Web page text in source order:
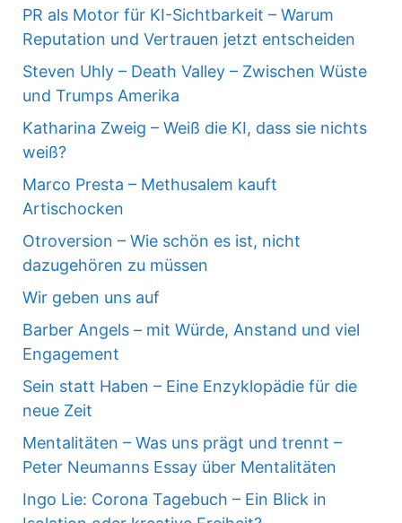
PR als Motor für KI-Sichtbarkeit – Warum
Reputation und Vertrauen jetzt entscheiden
Steven Uhly – Death Valley – Zwischen Wüste
und Trumps Amerika
Katharina Zweig – Weiß die KI, dass sie nichts
weiß?
Marco Presta – Methusalem kauft
Artischocken
Otroversion – Wie schön es ist, nicht
dazugehören zu müssen
Wir geben uns auf
Barber Angels – mit Würde, Anstand und viel
Engagement
Sein statt Haben – Eine Enzyklopädie für die
neue Zeit
Mentalitäten – Was uns prägt und trennt –
Peter Neumanns Essay über Mentalitäten
Ingo Lie: Corona Tagebuch – Ein Blick in